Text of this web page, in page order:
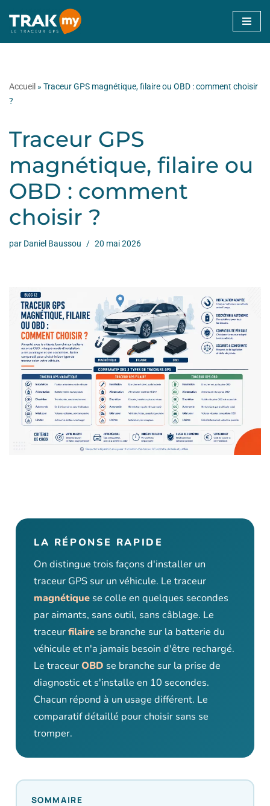
Aller
Accueil » Traceur GPS magnétique, filaire ou OBD : comment choisir
?
Traceur GPS
magnétique, filaire ou
OBD : comment
choisir ?
par Daniel Baussou 20 mai 2026
LA RÉPONSE RAPIDE
On distingue trois façons d'installer un
traceur GPS sur un véhicule. Le traceur
magnétique se colle en quelques secondes
par aimants, sans outil, sans câblage. Le
traceurfilaire se branche sur la batterie du
véhicule et n'a jamais besoin d'être rechargé.
Le traceurOBD se branche sur la prise de
diagnostic et s'installe en 10 secondes.
Chacun répond à un usage différent. Le
comparatif détaillé pour choisir sans se
tromper.
SOMMAIRE